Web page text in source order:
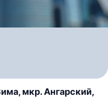
мкр. Ангарский,